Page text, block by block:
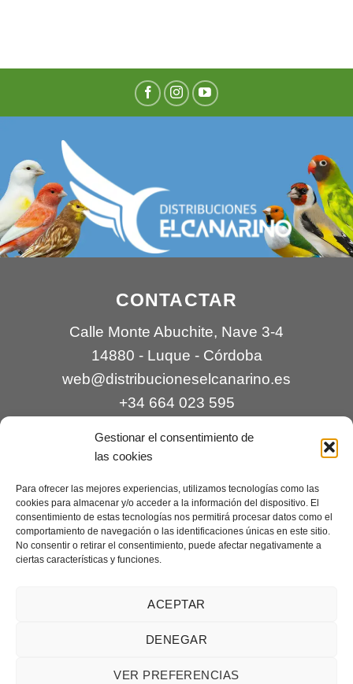
Gestionar el consentimiento de
las cookies
Para ofrecer las mejores experiencias, utilizamos tecnologías como las
cookies para almacenar y/o acceder a la información del dispositivo. El
consentimiento de estas tecnologías nos permitirá procesar datos como el
comportamiento de navegación o las identificaciones únicas en este sitio.
No consentir o retirar el consentimiento, puede afectar negativamente a
ciertas características y funciones.
ACEPTAR
DENEGAR
VER PREFERENCIAS
CONTACTAR
Calle Monte Abuchite, Nave 3-4
14880 - Luque - Córdoba
web@distribucioneselcanarino.es
+34 664 023 595
Contacto|Incidencias|Devoluciones |
Condiciones generales
Mantenimiento web a cargo deCreaciones Digitales – mantenimiento web